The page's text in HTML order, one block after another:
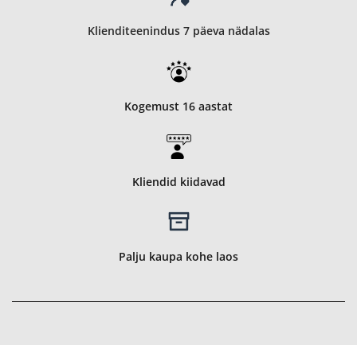
Klienditeenindus 7 päeva nädalas
Kogemust 16 aastat
Kliendid kiidavad
Palju kaupa kohe laos